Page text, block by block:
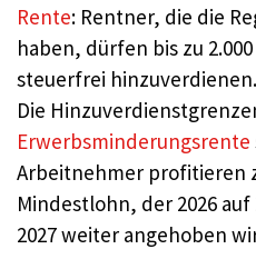
Rente: Rentner, die die
haben, dürfen bis zu
steuerfrei
Die
Erwerbsminderungsrente
Arbeitnehmer profitieren
Mindestlohn, der 2026
2027 weiter angehoben